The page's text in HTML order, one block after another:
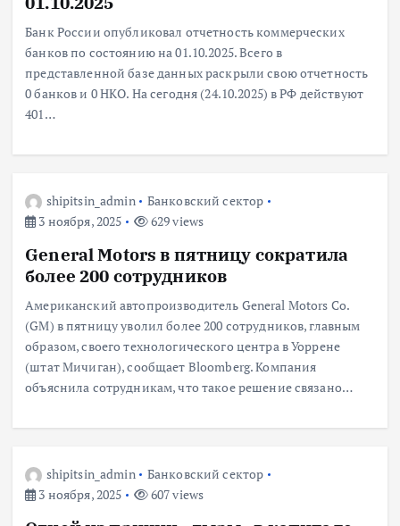
Банк России опубликовал отчетность коммерческих
банков по состоянию на 01.10.2025. Всего в
представленной базе данных раскрыли свою отчетность
0 банков и 0 НКО. На сегодня (24.10.2025) в РФ действуют
401…
shipitsin_admin
Банковский сектор
3 ноября, 2025
629 views
General Motors в пятницу сократила
более 200 сотрудников
Американский автопроизводитель General Motors Co.
(GM) в пятницу уволил более 200 сотрудников, главным
образом, своего технологического центра в Уоррене
(штат Мичиган), сообщает Bloomberg. Компания
объяснила сотрудникам, что такое решение связано…
shipitsin_admin
Банковский сектор
3 ноября, 2025
607 views